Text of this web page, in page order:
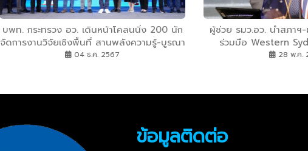
บพท. กระทรวง อว. เดินหน้าโคลนนิ่ง 200 นัก
จัดการงานวิจัยเชิงพื้นที่ สานพลังความรู้-บูรณา
การพลังภาคีพัฒนาคน-พัฒนาพื้นที่
04 ธ.ค. 2567
ผู้ช่วย รมว.อว. นำสภาฯ
ร่วมมือ Western
มหาวิทยาลัยชั้นนำของอ
28 พ.ค.
ข้อมูลติดต่อ